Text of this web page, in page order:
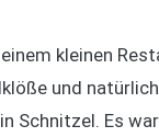
kleinen
und
Schnitzel. Es